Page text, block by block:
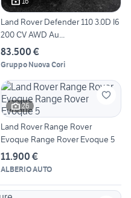
Land Rover Defender 110 3.0D I6
200 CV AWD Au...
83.500 €
Gruppo Nuova Cori
26
Land Rover Range Rover
Evoque Range Rover Evoque 5
11.900 €
ALBERIO AUTO